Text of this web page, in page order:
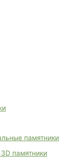
памятники
памятники